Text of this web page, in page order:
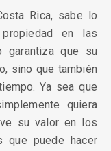
Rica, sabe lo
en las
garantiza que su
sino que también
Ya sea que
quiera
su valor en los
que puede hacer